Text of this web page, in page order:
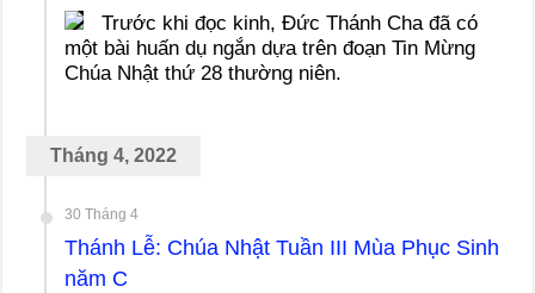
Trước khi đọc kinh, Đức Thánh Cha đã có
một bài huấn dụ ngắn dựa trên đoạn Tin Mừng
Chúa Nhật thứ 28 thường niên.
Tháng 4, 2022
30 Tháng 4
Thánh Lễ: Chúa Nhật Tuần III Mùa Phục Sinh
năm C